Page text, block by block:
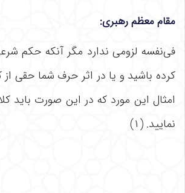
مقام معظم رهبری:
فی‌نفسه لزومى ندارد مگر آنکه حکم
کرده باشید و یا در اثر حرف شما حقى
امثال این مورد که در این صورت باید
نمایید. (۱)